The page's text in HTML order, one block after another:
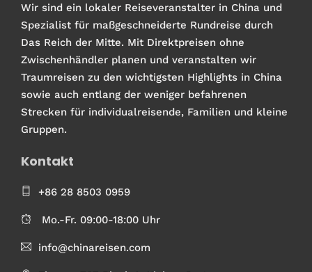
Wir sind ein lokaler Reiseveranstalter in China und
Spezialist für maßgeschneiderte Rundreise durch
Das Reich der Mitte. Mit Direktpreisen ohne
Zwischenhändler planen und veranstalten wir
Traumreisen zu den wichtigsten Highlights in China
sowie auch entlang der weniger befahrenen
Strecken für individualreisende, Familien und kleine
Gruppen.
Kontakt
+86 28 8503 0959
Mo.-Fr. 09:00-18:00 Uhr
info@chinareisen.com